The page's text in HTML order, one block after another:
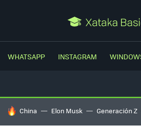
WHATSAPP INSTAGRAM
HOY SE HABLA DE
China Elon Musk Generación Z